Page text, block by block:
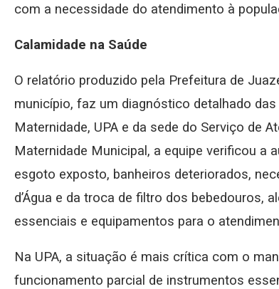
com a necessidade do atendimento à
Calamidade na Saúde
O relatório produzido pela Prefeitura de
município, faz um diagnóstico detalhado
Maternidade, UPA e da sede do Serviço de
Maternidade Municipal, a equipe verificou a
esgoto exposto, banheiros deteriorados,
d’Água e da troca de filtro dos bebedouros,
essenciais e equipamentos para o
Na UPA, a situação é mais crítica com o
funcionamento parcial de instrumentos